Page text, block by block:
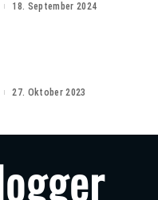
18. September 2024
27. Oktober 2023